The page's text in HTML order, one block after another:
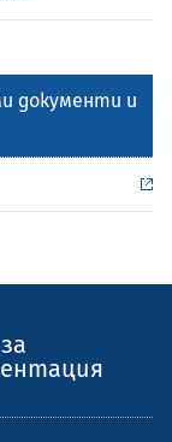
документи и